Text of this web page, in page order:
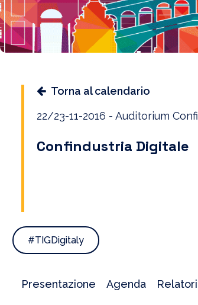
Torna al calendario
22/23-11-2016 - Auditorium
Confindustria Digitale
#TIGDigitaly
Presentazione Agenda Relatori